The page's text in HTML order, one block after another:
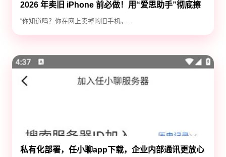
2026 年卖旧 iPhone 前必做！用“爱思助手”彻底擦
除隐私，防止数据泄露
“你知道吗？你在网上卖掉的旧手机，...
私有化部署，任小聊app下载，企业内部通讯更放心